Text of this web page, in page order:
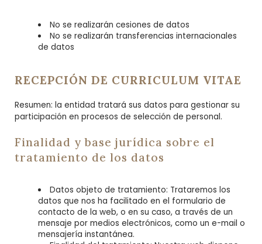
No se realizarán cesiones de datos
No se realizarán transferencias internacionales
de datos
RECEPCIÓN DE CURRICULUM VITAE
Resumen: la entidad tratará sus datos para gestionar su
participación en procesos de selección de personal.
Finalidad y base jurídica sobre el
tratamiento de los datos
Datos objeto de tratamiento: Trataremos los
datos que nos ha facilitado en el formulario de
contacto de la web, o en su caso, a través de un
mensaje por medios electrónicos, como un e-mail o
mensajería instantánea.